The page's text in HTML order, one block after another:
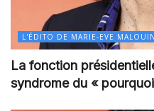
L'ÉDITO DE MARIE-EVE
La fonction
syndrome du «